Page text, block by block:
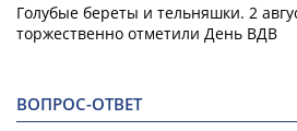
Голубые береты и тельняшки. 2
торжественно отметили День ВДВ
ВОПРОС-ОТВЕТ